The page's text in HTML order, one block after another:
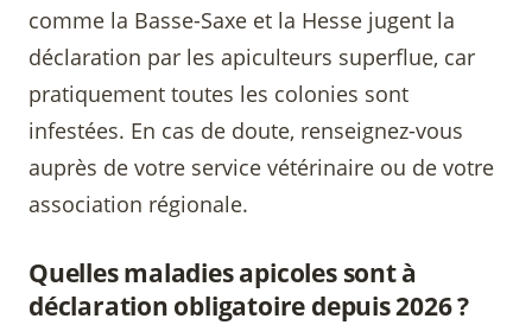
comme la Basse-Saxe et la Hesse jugent la
déclaration par les apiculteurs superflue, car
pratiquement toutes les colonies sont
infestées. En cas de doute, renseignez-vous
auprès de votre service vétérinaire ou de votre
association régionale.
Quelles maladies apicoles sont à
déclaration obligatoire depuis 2026 ?